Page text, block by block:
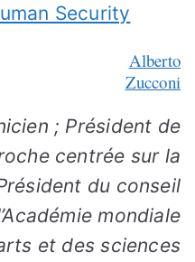
Security
Alberto
Zucconi
; Président de
centrée sur la
du conseil
mondiale
et des sciences